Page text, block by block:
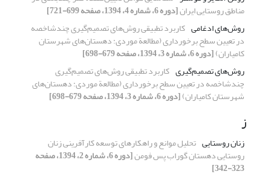
مناطق روستایی ایران[دوره 6، شماره 4، 1394، صفحه 699-721]
روش‌های ادغامی کاربرد تطبیقی روش‌های تصمیم‌گیری چندشاخصه
در تعیین سطح برخورداری (مطالعة موردی: دهستان‌های شهرستان
کامیاران)[دوره 6، شماره 3، 1394، صفحه 679-698]
روش‌های تصمیم‌گیری کاربرد تطبیقی روش‌های تصمیم‌گیری
چندشاخصه در تعیین سطح برخورداری (مطالعة موردی: دهستان‌های
شهرستان کامیاران)[دوره 6، شماره 3، 1394، صفحه 679-698]
ز
زنان روستایی تحلیل موانع و راهکارهای توسعه‏ کارآفرینی زنان
روستایی دهستان گوراب ‏پس فومن [دوره 6، شماره 2، 1394، صفحه
323-342]